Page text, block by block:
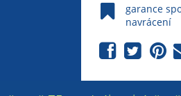
garance
navrácení